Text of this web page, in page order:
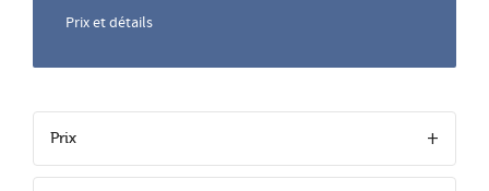
Prix et détails
Prix